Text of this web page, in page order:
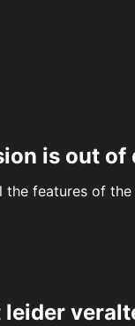
is out of
the features of
leider